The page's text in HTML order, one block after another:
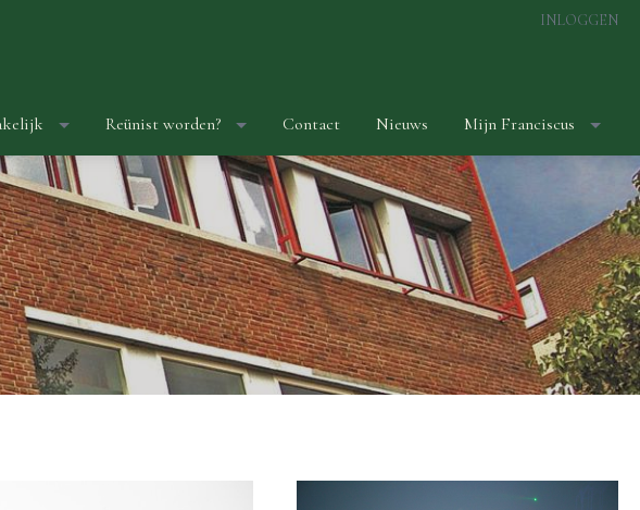
INLOGGEN
Reünist worden? Contact Nieuws Mijn Franciscus